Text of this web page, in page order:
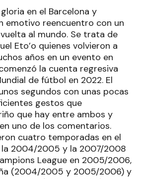
en el Barcelona y
emotivo reencuentro con un
al mundo. Se trata de
Eto’o quienes volvieron a
años en un evento en
la cuenta regresiva
de fútbol en 2022. El
segundos con unas pocas
gestos que
que hay entre ambos y
uno de los comentarios.
cuatro temporadas en el
2004/2005 y la 2007/2008
League en 2005/2006,
(2004/2005 y 2005/2006) y